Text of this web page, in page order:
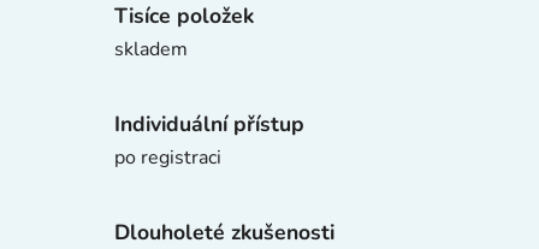
Tisíce položek
skladem
Individuální přístup
po registraci
Dlouholeté zkušenosti